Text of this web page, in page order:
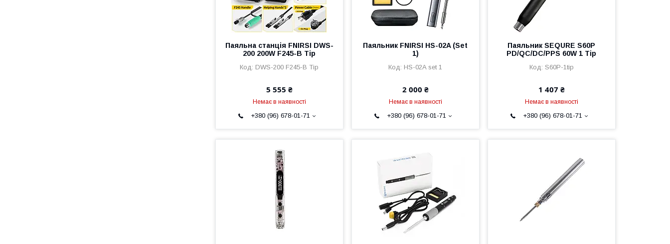
Паяльна станція FNIRSI DWS-
200 200W F245-B Tip
DWS-200 F245-B Tip
5 555 ₴
Немає в наявності
+380 (96) 678-01-71
Паяльник FNIRSI HS-02A (Set
1)
HS-02A set 1
2 000 ₴
Немає в наявності
+380 (96) 678-01-71
Паяльник SEQURE S60P
PD/QC/DC/PPS 60W 1 Tip
S60P-1tip
1 407 ₴
Немає в наявності
+380 (96) 678-01-71